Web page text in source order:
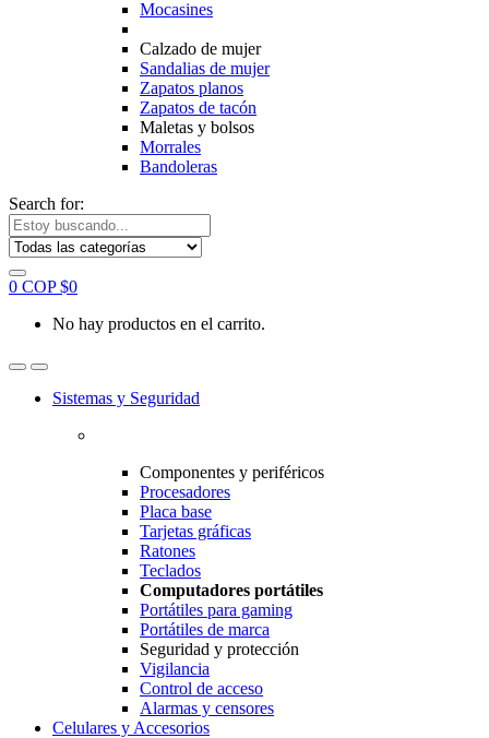
Mocasines
Calzado de mujer
Sandalias de mujer
Zapatos planos
Zapatos de tacón
Maletas y bolsos
Morrales
Bandoleras
Search for:
0 COP $0
No hay productos en el carrito.
Sistemas y Seguridad
Componentes y periféricos
Procesadores
Placa base
Tarjetas gráficas
Ratones
Teclados
Computadores portátiles
Portátiles para gaming
Portátiles de marca
Seguridad y protección
Vigilancia
Control de acceso
Alarmas y censores
Celulares y Accesorios